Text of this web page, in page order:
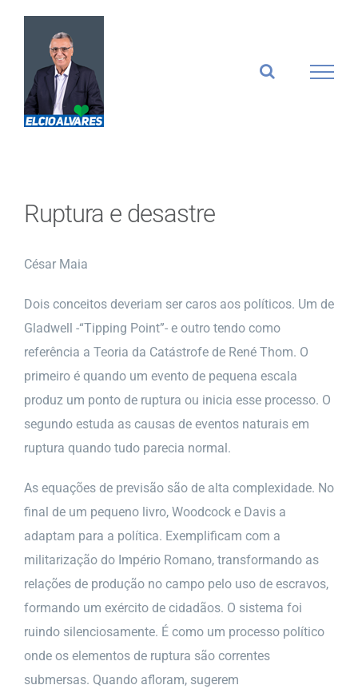
conteúdo
Ruptura e desastre
César Maia
Dois conceitos deveriam ser caros aos políticos. Um de
Gladwell -“Tipping Point”- e outro tendo como
referência a Teoria da Catástrofe de René Thom. O
primeiro é quando um evento de pequena escala
produz um ponto de ruptura ou inicia esse processo. O
segundo estuda as causas de eventos naturais em
ruptura quando tudo parecia normal.
As equações de previsão são de alta complexidade. No
final de um pequeno livro, Woodcock e Davis a
adaptam para a política. Exemplificam com a
militarização do Império Romano, transformando as
relações de produção no campo pelo uso de escravos,
formando um exército de cidadãos. O sistema foi
ruindo silenciosamente. É como um processo político
onde os elementos de ruptura são correntes
submersas. Quando afloram, sugerem